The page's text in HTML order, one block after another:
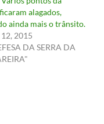
alagados,
ainda mais o trânsito.
2015
DA SERRA DA